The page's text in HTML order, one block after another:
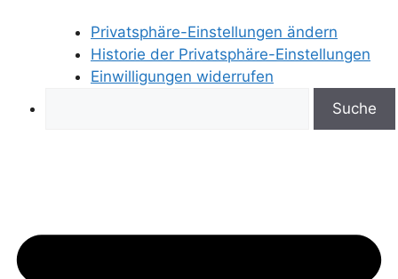
Privatsphäre-Einstellungen ändern
Historie der Privatsphäre-Einstellungen
Einwilligungen widerrufen